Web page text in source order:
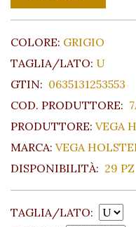
COLORE: GRIGIO
TAGLIA/LATO: U
GTIN: 0635131253553
COD. PRODUTTORE:
PRODUTTORE: VEGA
MARCA: VEGA
DISPONIBILITÀ: 29 PZ
TAGLIA/LATO: